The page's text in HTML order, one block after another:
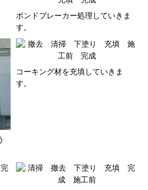
ボンドブレーカー処理していきま
す。
コーキング材を充填していきま
す。